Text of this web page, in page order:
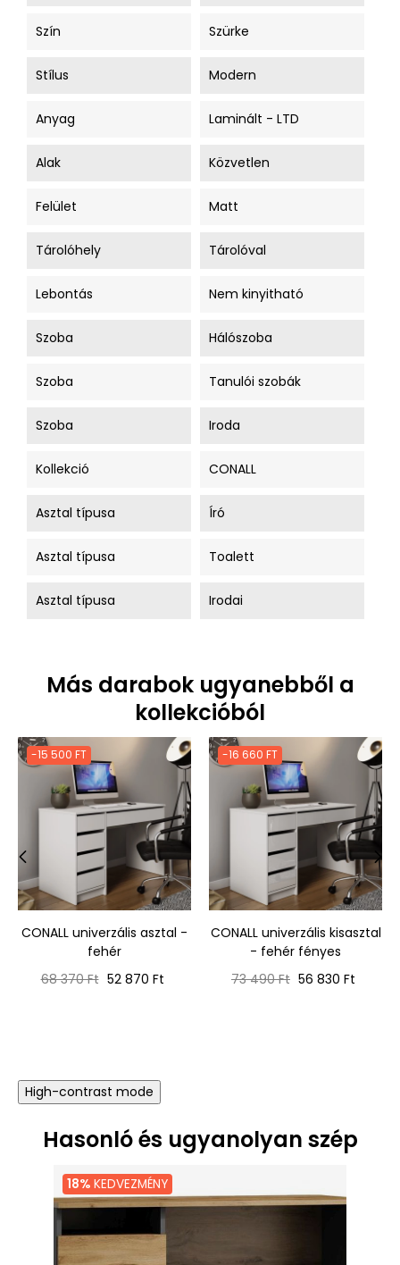
Szín Szürke
Stílus Modern
Anyag Laminált - LTD
Alak Közvetlen
Felület Matt
Tárolóhely Tárolóval
Lebontás Nem kinyitható
Szoba Hálószoba
Szoba Tanulói szobák
Szoba Iroda
Kollekció CONALL
Asztal típusa Író
Asztal típusa Toalett
Asztal típusa Irodai
Más darabok ugyanebből a
kollekcióból
-15 500 FT
CONALL univerzális asztal -
fehér
Normál
68 370 Ft Ár
52 870 Ft
-16 660 FT
CONALL univerzális kisasztal
- fehér fényes
Normál
73 490 Ft Ár
56 830 Ft
‹ ›
High-contrast mode
Hasonló és ugyanolyan szép
18% KEDVEZMÉNY